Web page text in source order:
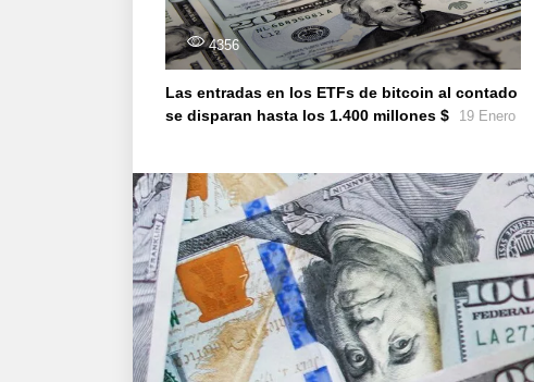
4356
Las entradas en los ETFs de bitcoin al contado
se disparan hasta los 1.400 millones $
19 Enero